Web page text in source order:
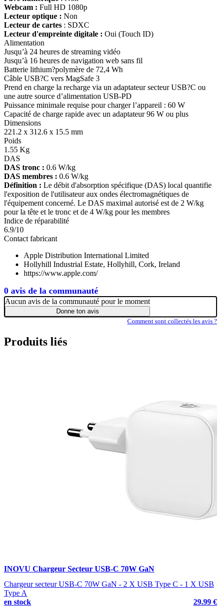
0 avis de la communauté
Webcam : Full HD 1080p
Lecteur optique : Non
Lecteur de cartes : SDXC
Lecteur d'empreinte digitale : Oui (Touch ID)
Alimentation
Jusqu’à 24 heures de streaming vidéo
Jusqu’à 16 heures de navigation web sans fil
Batterie lithium?polymère de 72,4 Wh
Câble USB?C vers MagSafe 3
Prend en charge la recharge via un adaptateur secteur USB?C ou
une autre source d’alimentation USB-PD
Puissance minimale requise pour charger l’appareil : 60 W
Capacité de charge rapide avec un adaptateur 96 W ou plus
Dimensions
221.2 x 312.6 x 15.5 mm
Poids
1.55 Kg
DAS
DAS tronc : 0.6 W/kg
DAS membres : 0.6 W/kg
Définition : Le débit d'absorption spécifique (DAS) local quantifie
l'exposition de l'utilisateur aux ondes électromagnétiques de
l'équipement concerné. Le DAS maximal autorisé est de 2 W/kg
pour la tête et le tronc et de 4 W/kg pour les membres
Indice de réparabilité
6.9/10
Contact fabricant
Apple Distribution International Limited
Hollyhill Industrial Estate, Hollyhill, Cork, Ireland
https://www.apple.com/
Aucun avis de la communauté pour le moment
Donne ton avis
Comment sont collectés les avis ?
Produits liés
INOVU Chargeur Secteur USB-C 70W GaN
Chargeur secteur USB-C 70W GaN - 2 X USB Type C - 1 X USB
Type A
en stock
29.99 €